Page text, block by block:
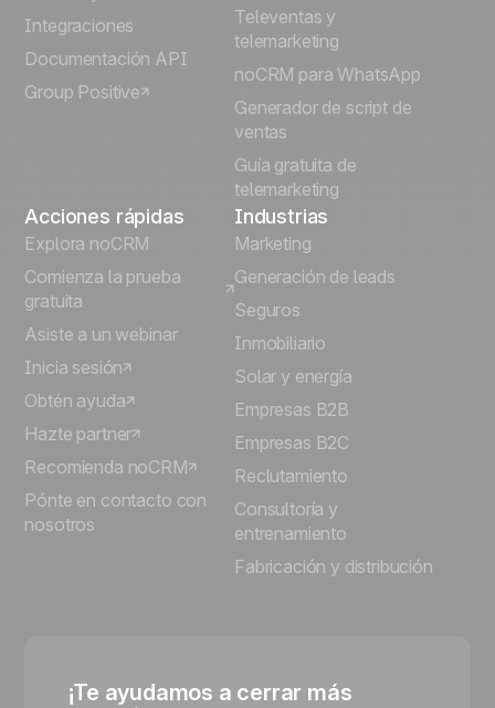
Italiano
Deutsch
Integraciones
Documentación API
Group Positive
Televentas y
telemarketing
noCRM para WhatsApp
Generador de script de
ventas
Guía gratuita de
telemarketing
Acciones rápidas
Explora noCRM
Comienza la prueba
gratuita
Asiste a un webinar
Inicia sesión
Obtén ayuda
Hazte partner
Recomienda noCRM
Pónte en contacto con
nosotros
Industrias
Marketing
Generación de leads
Seguros
Inmobiliario
Solar y energía
Empresas B2B
Empresas B2C
Reclutamiento
Consultoría y
entrenamiento
Fabricación y distribución
¡Te ayudamos a cerrar más